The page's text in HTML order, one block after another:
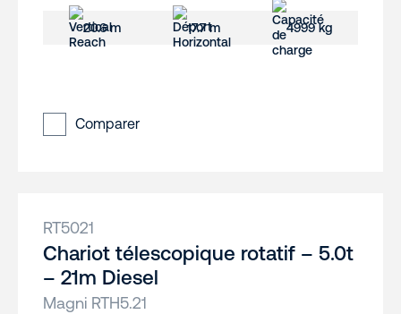
20.6 m 17.7 m 4999 kg
Comparer
RT5021
Chariot télescopique rotatif – 5.0t
– 21m Diesel
Magni RTH5.21